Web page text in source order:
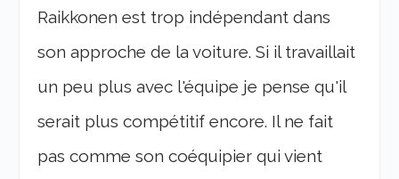
Raikkonen est trop indépendant dans
son approche de la voiture. Si il travaillait
un peu plus avec l'équipe je pense qu'il
serait plus compétitif encore. Il ne fait
pas comme son coéquipier qui vient